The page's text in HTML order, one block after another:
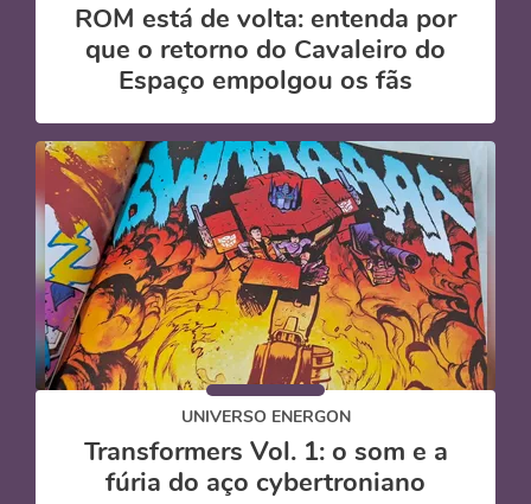
ROM está de volta: entenda por
que o retorno do Cavaleiro do
Espaço empolgou os fãs
UNIVERSO ENERGON
Transformers Vol. 1: o som e a
fúria do aço cybertroniano